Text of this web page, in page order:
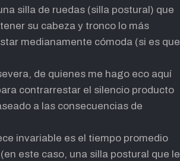
silla de ruedas (silla postural) que
su cabeza y tronco lo más
medianamente cómoda (si es que
de quienes me hago eco aquí
contrarrestar el silencio producto
a las consecuencias de
invariable es el tiempo promedio
este caso, una silla postural que le